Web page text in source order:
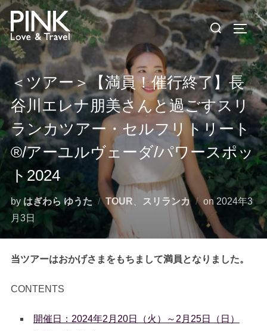
コ
ン
テ
ン
へ
ス
キ
ッ
プ
検
索
対
象:
サイド
＜ツアー＞【満員！催行終了】長
谷川エレナ朋美さんと過ごすスリ
ランカツアー・セルフリトリート
®︎/アーユルヴェーダ/パワースポッ
ト2024
by はぎわら ゆうた TOUR スリランカ on投
稿
日:
2024年3
月3日
当ツアーはおかげさまをもちまして満員となりました。
CONTENTS
開催日：2024年2月20日（火）～2月25日（日）